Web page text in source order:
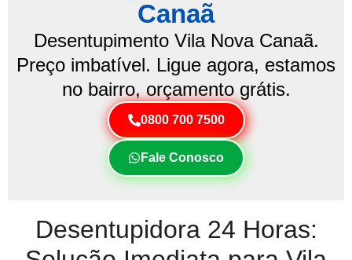
Canaã
Desentupimento Vila Nova Canaã.
Preço imbatível. Ligue agora, estamos
no bairro, orçamento grátis.
0800 700 7500
Fale Conosco
Desentupidora 24 Horas: